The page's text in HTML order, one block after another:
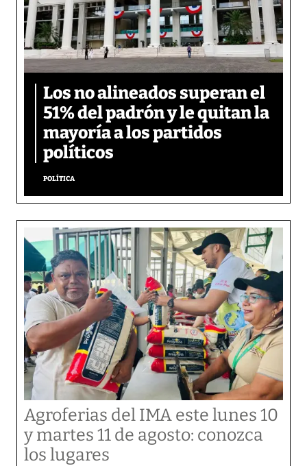
Los no alineados superan el
51% del padrón y le quitan la
mayoría a los partidos
políticos
POLÍTICA
Agroferias del IMA este lunes 10
y martes 11 de agosto: conozca
los lugares